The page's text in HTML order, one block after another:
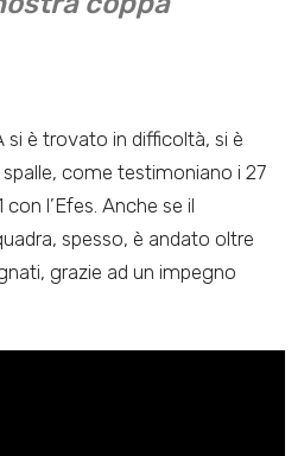
si è trovato in difficoltà, si è
come testimoniano i 27
con l’Efes. Anche se il
spesso, è andato oltre
grazie ad un impegno